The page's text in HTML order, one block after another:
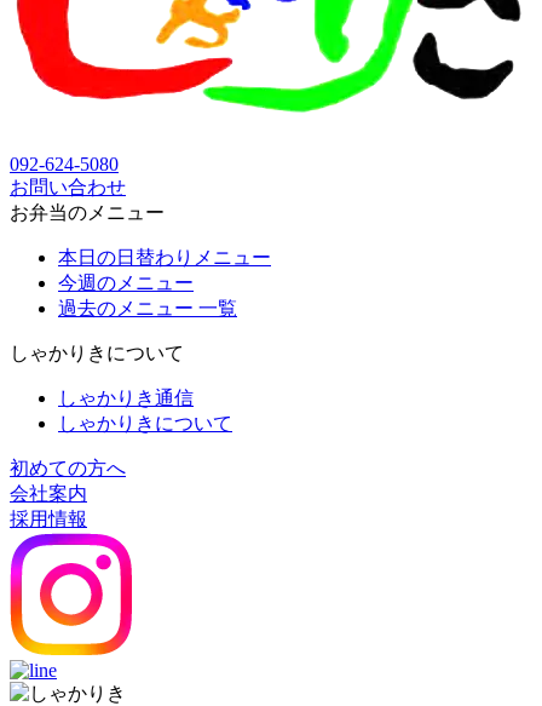
092-624-5080
お問い合わせ
お弁当のメニュー
本日の日替わりメニュー
今週のメニュー
過去のメニュー 一覧
しゃかりきについて
しゃかりき通信
しゃかりきについて
初めての方へ
会社案内
採用情報